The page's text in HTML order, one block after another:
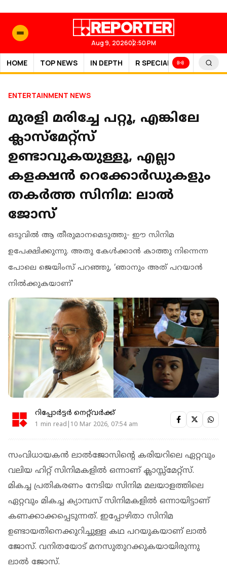
Aug 9, 202602:50 PM
HOME TOP NEWS IN DEPTH R SPECIAL SPORTS
ENTERTAINMENT NEWS
മുരളി മരിച്ചേ പറ്റൂ, എങ്കിലേ
ക്ലാസ്മേറ്റ്സ്
ഉണ്ടാവുകയുള്ളൂ, എല്ലാ
കളക്ഷൻ റെക്കോർഡുകളും
തകർത്ത സിനിമ: ലാൽ
ജോസ്
ഒടുവിൽ ആ തീരുമാനമെടുത്തു- ഈ സിനിമ
ഉപേക്ഷിക്കുന്നു. അതു കേൾക്കാൻ കാത്തു നിന്നെന്ന
പോലെ ജെയിംസ് പറഞ്ഞു, ‘ഞാനും അത് പറയാൻ
നിൽക്കുകയാണ്'
റിപ്പോർട്ടർ നെറ്റ്‌വര്‍ക്ക്‌
1 min read|10 Mar 2026, 07:54 am
സംവിധായകൻ ലാൽജോസിന്റെ കരിയറിലെ ഏറ്റവും
വലിയ ഹിറ്റ് സിനിമകളിൽ ഒന്നാണ് ക്ലാസ്സ്‌മേറ്റ്സ്.
മികച്ച പ്രതികരണം നേടിയ സിനിമ മലയാളത്തിലെ
ഏറ്റവും മികച്ച ക്യാമ്പസ് സിനിമകളിൽ ഒന്നായിട്ടാണ്
കണക്കാക്കപ്പെടുന്നത്. ഇപ്പോഴിതാ സിനിമ
ഉണ്ടായതിനെക്കുറിച്ചുള്ള കഥ പറയുകയാണ് ലാൽ
ജോസ്. വനിതയോട് മനസുതുറക്കുകയായിരുന്നു
ലാൽ ജോസ്.